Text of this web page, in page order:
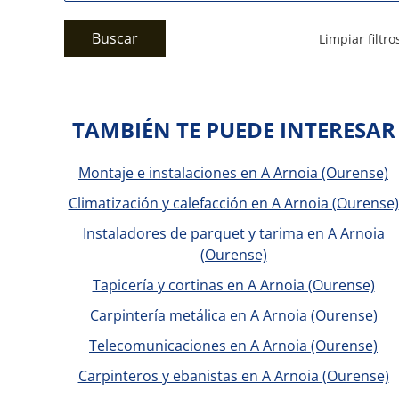
Buscar Limpiar
TAMBIÉN TE PUEDE INTERESAR
Montaje e instalaciones en A Arnoia (Ourense)
Climatización y calefacción en A Arnoia (Ourense)
Instaladores de parquet y tarima en A Arnoia
(Ourense)
Tapicería y cortinas en A Arnoia (Ourense)
Carpintería metálica en A Arnoia (Ourense)
Telecomunicaciones en A Arnoia (Ourense)
Carpinteros y ebanistas en A Arnoia (Ourense)